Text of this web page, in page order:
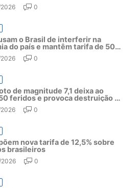
0
o Brasil de interferir na
do país e mantêm tarifa de 50%
um ano
0
de magnitude 7,1 deixa ao
feridos e provoca destruição no
0
nova tarifa de 12,5% sobre
brasileiros
0